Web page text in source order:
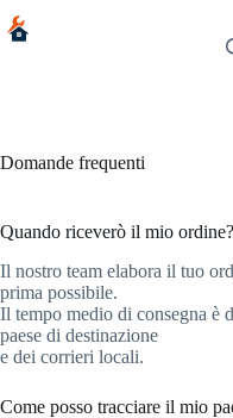
al
Domande frequenti
Quando riceverò il mio ordine?
Il nostro team elabora il tuo
prima possibile.
Il tempo medio di consegna è
paese di destinazione
e dei corrieri locali.
Come posso tracciare il mio